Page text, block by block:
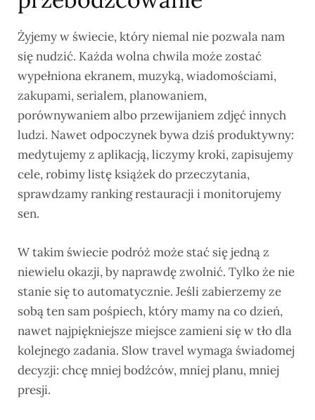
Żyjemy w świecie, który niemal nie pozwala nam
się nudzić. Każda wolna chwila może zostać
wypełniona ekranem, muzyką, wiadomościami,
zakupami, serialem, planowaniem,
porównywaniem albo przewijaniem zdjęć innych
ludzi. Nawet odpoczynek bywa dziś produktywny:
medytujemy z aplikacją, liczymy kroki, zapisujemy
cele, robimy listę książek do przeczytania,
sprawdzamy ranking restauracji i monitorujemy
sen.
W takim świecie podróż może stać się jedną z
niewielu okazji, by naprawdę zwolnić. Tylko że nie
stanie się to automatycznie. Jeśli zabierzemy ze
sobą ten sam pośpiech, który mamy na co dzień,
nawet najpiękniejsze miejsce zamieni się w tło dla
kolejnego zadania. Slow travel wymaga świadomej
decyzji: chcę mniej bodźców, mniej planu, mniej
presji.